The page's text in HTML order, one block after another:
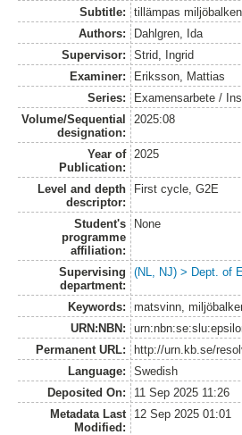
Subtitle:
tillämpas
Authors:
Dahlgren, Ida
Supervisor:
Strid, Ingrid
Examiner:
Eriksson, Mattias
Series:
Examensarbete /
Volume/Sequential
designation:
2025:08
Year of
Publication:
2025
Level and depth
descriptor:
First cycle, G2E
Student's
programme
affiliation:
None
Supervising
department:
(NL, NJ) > Dept. of
Keywords:
matsvinn,
URN:NBN:
Permanent URL:
http://urn.kb.se/
Language:
Swedish
Deposited On:
11 Sep 2025 11:26
Metadata Last
Modified:
12 Sep 2025 01:01